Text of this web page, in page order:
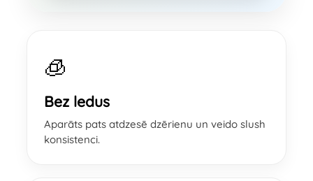
🧊
Bez ledus
Aparāts pats atdzesē dzērienu un veido slush
konsistenci.